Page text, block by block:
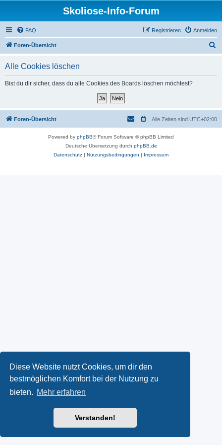
Diese Website nutzt Cookies, um dir den
bestmöglichen Komfort bei der Nutzung zu
bieten. Mehr erfahren
Verstanden!
Skoliose-Info-Forum
FAQ Anmelden
Registrieren
Foren-Übersicht
Alle Cookies löschen
Bist du dir sicher, dass du alle Cookies des Boards löschen möchtest?
Foren-Übersicht Alle Zeiten sind UTC+02:00
Powered by phpBB® Forum Software © phpBB Limited
Deutsche Übersetzung durch phpBB.de
Datenschutz | Nutzungsbedingungen | Impressum